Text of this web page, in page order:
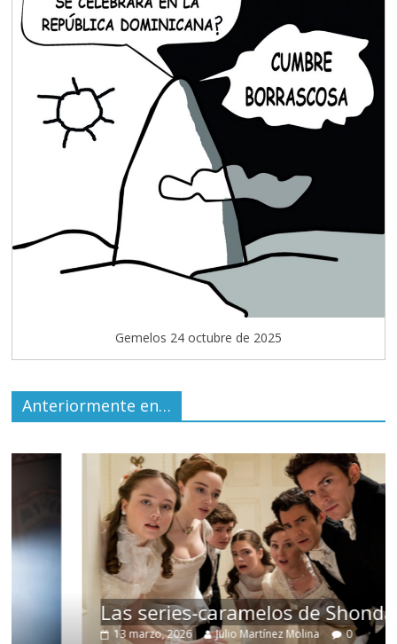
Gemelos 24 octubre de 2025
Anteriormente en…
Las series-caramelos de Shondaland
13 marzo, 2026 Julio Martínez Molina 0